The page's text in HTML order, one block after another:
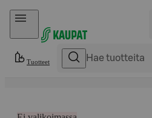
Hyppää sisältöön
Tuotteet